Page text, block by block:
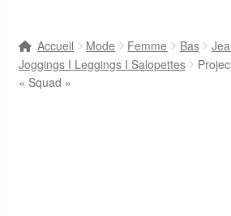
Accueil Mode Femme Bas
Joggings I Leggings I Salopettes
« Squad »